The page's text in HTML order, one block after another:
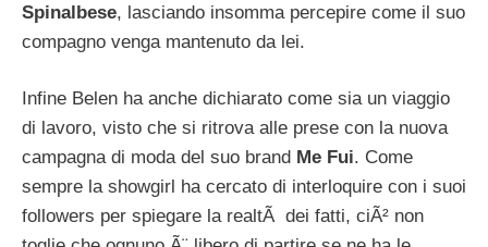
Spinalbese, lasciando insomma percepire come il suo
compagno venga mantenuto da lei.
Infine Belen ha anche dichiarato come sia un viaggio
di lavoro, visto che si ritrova alle prese con la nuova
campagna di moda del suo brand Me Fui. Come
sempre la showgirl ha cercato di interloquire con i suoi
followers per spiegare la realtÃ dei fatti, ciÃ² non